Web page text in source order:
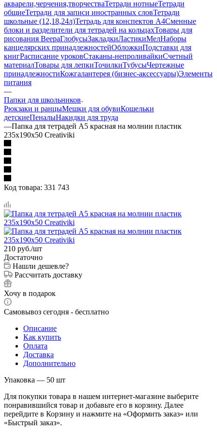
акварели,черчения,творчестваТетради нотныеТетради
общиеТетради для записи иностранных словТетради
школьные (12,18,24л)Тетрадь для конспектов А4Сменные
блоки и разделители для тетрадей на кольцахТовары для
рисования ВеераГлобусыЗакладкиЛастикиМелНаборы
канцелярских принадлежностейОбложкиПодставки для
книгРасписание уроковСтаканы-непроливайкиСчетный
материалТовары для лепкиТочилкиТубусыЧертежные
принадлежностиКожгалантерея (бизнес-аксессуары)Элементы
питания
—
Папки для школьников
Рюкзаки и ранцыМешки для обувиКошельки
детскиеПеналыНакидки для труда
—Папка для тетрадей А5 красная на молнии пластик
235х190х50 Creativiki
Код товара: 331 743
210 руб./шт
Достаточно
Нашли дешевле?
Рассчитать доставку
Хочу в подарок
Самовывоз сегодня - бесплатно
Описание
Как купить
Оплата
Доставка
Дополнительно
Упаковка — 50 шт
Для покупки товара в нашем интернет-магазине выберите
понравившийся товар и добавьте его в корзину. Далее
перейдите в Корзину и нажмите на «Оформить заказ» или
«Быстрый заказ».